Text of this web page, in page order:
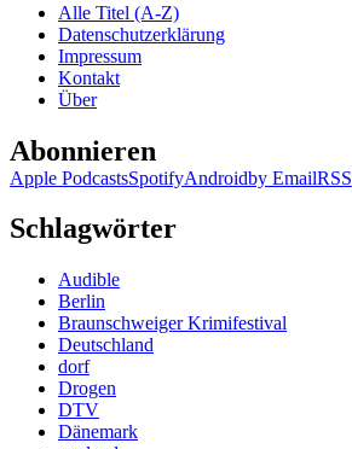
Alle Titel (A-Z)
Datenschutzerklärung
Impressum
Kontakt
Über
Abonnieren
Apple PodcastsSpotifyAndroidby EmailRSS
Schlagwörter
Audible
Berlin
Braunschweiger Krimifestival
Deutschland
dorf
Drogen
DTV
Dänemark